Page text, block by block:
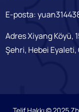
E-posta:
Adres Xiyang Köyü,
Şehri, Hebei Eyaleti,